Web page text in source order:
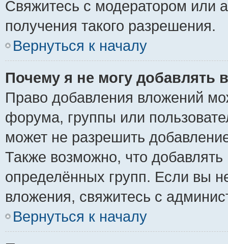
Свяжитесь с модератором или
получения такого разрешения.
Вернуться к началу
Почему я не могу добавлять
Право добавления вложений
форума, группы или
может не разрешить
Также возможно, что
определённых групп. Если вы
вложения, свяжитесь с
Вернуться к началу